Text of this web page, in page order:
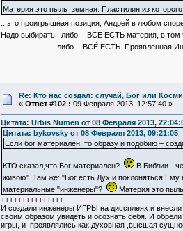
Материя это пыль земная. Пластилин,из
...это проигрышная позиция, Андрей в любом
Надо выбирать: либо - ВСЁ ЕСТЬ материя, в том
либо - ВСЁ ЕСТЬ Проявленная
Re: Кто нас создал: случай, Бог или
« Ответ #102 : 09 Февраля 2013, 12:57:40 »
Цитата: Urbis Numen от 08 Февраля 2013,
Цитата: bykovsky от 08 Февраля 2013, 09:21:05
Если бог материален, то образу и подобию –
КТО сказал,что Бог материален?
В Библии -
живою". Там же: "Бог есть Дух,и поклоняться
материальные "инженеры"?
Материя это
+++++++++++++++
И создали инженеры ИГРЫ на диссплеях и
своим образом увидеть и осознать себя. И
игры, и проявлялись как духовная ,высшая